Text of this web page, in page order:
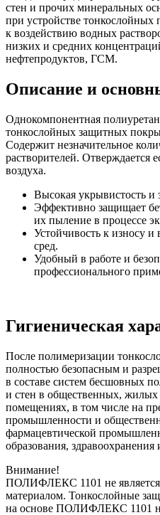
стен и прочих минеральных
при устройстве
к воздействию водных
низких и средних
нефтепродуктов, ГСМ.
Описание и
Однокомпонентная
тонкослойных защитных
Содержит незначительное
растворителей. Отверждается
воздуха.
Высокая укрывистость и
Эффективно защищает
их пыление в процессе
Устойчивость к износу и
сред.
Удобный в работе и
профессионального
Гигиеническая
После полимеризации
полностью безопасным и
в составе систем бесшовных
и стен в общественных,
помещениях, в том числе на
промышленности и
фармацевтической
образования,
Внимание!
ПОЛИФЛЕКС 1101 не
материалом. Тонкослойные
на основе ПОЛИФЛЕКС 1101